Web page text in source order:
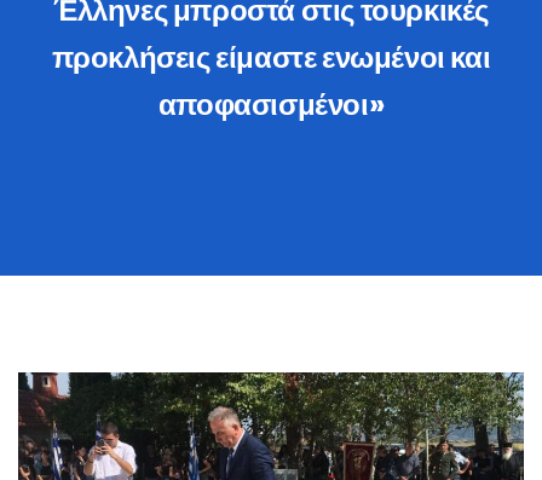
Έλληνες μπροστά στις τουρκικές
προκλήσεις είμαστε ενωμένοι και
αποφασισμένοι»